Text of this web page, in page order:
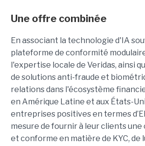
Une offre combinée
En associant la technologie d'IA
plateforme de conformité
l'expertise locale de Veridas, ainsi
de solutions anti-fraude et
relations dans l'écosystème
en Amérique Latine et aux États-
entreprises positives en termes
mesure de fournir à leur clients
et conforme en matière de KYC,